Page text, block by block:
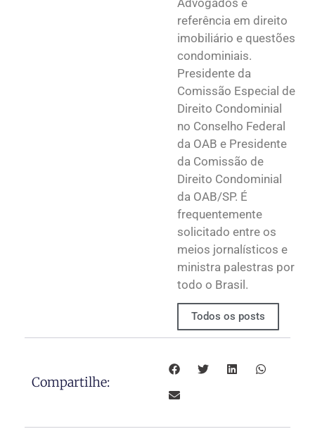
referência em direito
imobiliário e questões
condominiais.
Presidente da
Comissão Especial de
Direito Condominial
no Conselho Federal
da OAB e Presidente
da Comissão de
Direito Condominial
da OAB/SP. É
frequentemente
solicitado entre os
meios jornalísticos e
ministra palestras por
todo o Brasil.
Todos os posts
Compartilhe: